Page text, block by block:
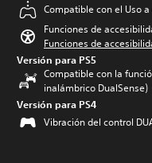
Compatible con el Uso
Funciones de
Funciones de
Versión para PS5
Compatible con la
inalámbrico DualSense)
Versión para PS4
Vibración del control